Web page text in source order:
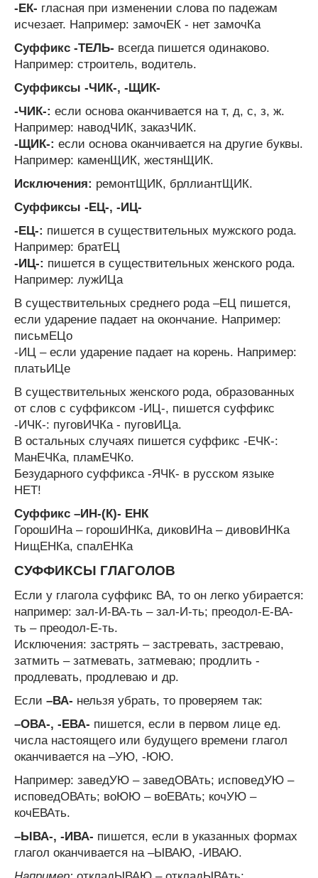
-ЕК- гласная при изменении слова по падежам
исчезает. Например: замочЕК - нет замочКа
Суффикс -ТЕЛЬ- всегда пишется одинаково.
Например: строитель, водитель.
Суффиксы -ЧИК-, -ЩИК-
-ЧИК-: если основа оканчивается на т, д, с, з, ж.
Например: наводЧИК, заказЧИК.
-ЩИК-: если основа оканчивается на другие буквы.
Например: каменЩИК, жестянЩИК.
Исключения: ремонтЩИК, брллиантЩИК.
Cуффиксы -ЕЦ-, -ИЦ-
-ЕЦ-: пишется в существительных мужского рода.
Например: братЕЦ
-ИЦ-: пишется в существительных женского рода.
Например: лужИЦа
В существительных среднего рода –ЕЦ пишется,
если ударение падает на окончание. Например:
письмЕЦо
-ИЦ – если ударение падает на корень. Например:
платьИЦе
В существительных женского рода, образованных
от слов с суффиксом -ИЦ-, пишется суффикс
-ИЧК-: пуговИЧКа - пуговИЦа.
В остальных случаях пишется суффикс -ЕЧК-:
МанЕЧКа, пламЕЧКо.
Безударного суффикса -ЯЧК- в русском языке
НЕТ!
Суффикс –ИН-(К)- ЕНК
ГорошИНа – горошИНКа, диковИНа – дивовИНКа
НищЕНКа, спалЕНКа
CУФФИКСЫ ГЛАГОЛОВ
Если у глагола суффикс ВА, то он легко убирается:
например: зал-И-ВА-ть – зал-И-ть; преодол-Е-ВА-
ть – преодол-Е-ть.
Исключения: застрять – застревать, застреваю,
затмить – затмевать, затмеваю; продлить -
продлевать, продлеваю и др.
Если –ВА- нельзя убрать, то проверяем так:
–ОВА-, -ЕВА- пишется, если в первом лице ед.
числа настоящего или будущего времени глагол
оканчивается на –УЮ, -ЮЮ.
Например: заведУЮ – заведОВАть; исповедУЮ –
исповедОВАть; воЮЮ – воЕВАть; кочУЮ –
кочЕВАть.
–ЫВА-, -ИВА- пишется, если в указанных формах
глагол оканчивается на –ЫВАЮ, -ИВАЮ.